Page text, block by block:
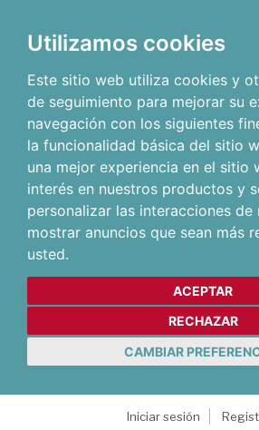
Utilizamos cookies
Este sitio web utiliza cookies y
de seguimiento para mejorar su
navegación con los siguientes
la funcionalidad básica del sitio
una mejor experiencia en el sitio
interés en nuestros productos y
personalizar las interacciones de
mostrar anuncios que sean más
usted.
ACEPTAR
RECHAZAR
CAMBIAR
Iniciar sesión